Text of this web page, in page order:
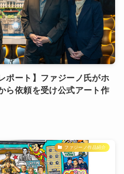
ポート】ファジーノ氏がホ
ら依頼を受け公式アート作
ファジーノ作品紹介